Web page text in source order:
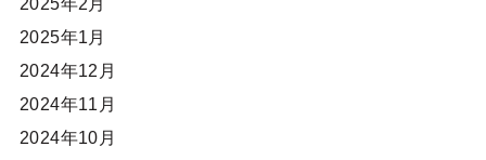
2025年1月
2024年12月
2024年11月
2024年10月